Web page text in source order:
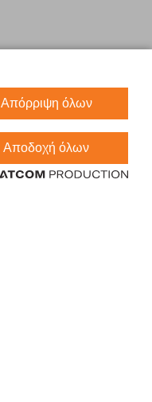
Απόρριψη όλων
Αποδοχή όλων